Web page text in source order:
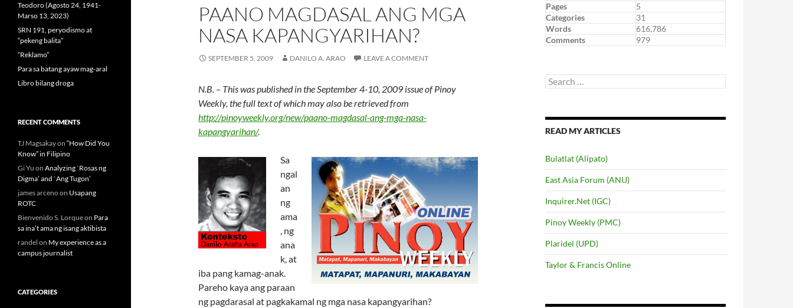
PAANO MAGDASAL ANG MGA
NASA KAPANGYARIHAN?
SEPTEMBER 5, 2009 DANILO A. ARAO LEAVE A COMMENT
N.B. – This was published in the September 4-10, 2009 issue of Pinoy
Weekly, the full text of which may also be retrieved from
http://pinoyweekly.org/new/paano-magdasal-ang-mga-nasa-
kapangyarihan/.
Sa
ngal
an
ng
ama
, ng
ana
k, at
iba pang kamag-anak.
Pareho kaya ang paraan
ng pagdarasal at pagkakamal ng mga nasa kapangyarihan?
Pages
5
Categories
31
Words
616,786
Comments
979
Search
for:
READ MY ARTICLES
Bulatlat (Alipato)
East Asia Forum (ANU)
Inquirer.Net (IGC)
Pinoy Weekly (PMC)
Plaridel (UPD)
Taylor & Francis Online
Teodoro (Agosto 24, 1941-
Marso 13, 2023)
SRN 191, peryodismo at
“pekeng balita”
“Reklamo”
Para sa batang ayaw mag-aral
Libro bilang droga
RECENT COMMENTS
TJ Magsakayon “How Did You
Know” in Filipino
Gi Yu on Analyzing `Rosas ng
Digma’ and `Ang Tugon’
james arcenoon Usapang
ROTC
Bienvenido S. Lorqueon Para
sa ina’t ama ng isang aktibista
randel on My experience as a
campus journalist
CATEGORIES